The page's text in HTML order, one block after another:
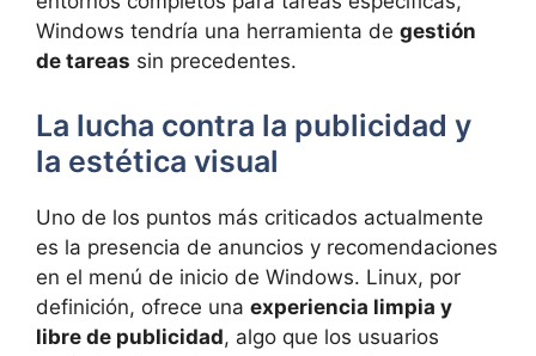
Windows tendría una herramienta de gestión
de tareas sin precedentes.
La lucha contra la publicidad y
la estética visual
Uno de los puntos más criticados actualmente
es la presencia de anuncios y recomendaciones
en el menú de inicio de Windows. Linux, por
definición, ofrece una experiencia limpia y
libre de publicidad, algo que los usuarios